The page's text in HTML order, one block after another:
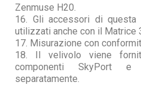
Zenmuse H20.
16. Gli accessori di
utilizzati anche con il Matrice
17. Misurazione con
18. Il velivolo viene
componenti SkyPort
separatamente.